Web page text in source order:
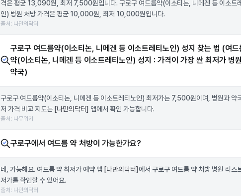
격은 평균 13,090원, 최저 7,500원입니다. 구로구 여드름약(이소티논, 니메겐 등 이소트
인) 병원 처방 가격은 평균 10,000원, 최저 10,000원입니다.
출처: 나만의닥터
구로구 여드름약(이소티논, 니메겐 등 이소트레티노인) 성지 찾는 법 (여드
약(이소티논, 니메겐 등 이소트레티노인) 성지 : 가격이 가장 싼 최저가 병
약국)
구로구 여드름약(이소티논, 니메겐 등 이소트레티노인) 최저가는 7,500원이며, 병원과 약
저 가격 비교 지도는 [나만의닥터] 앱에서 확인 가능합니다.
출처: 나무위키
구로구에서 여드름 약 처방이 가능한가요?
네, 가능해요. 여드름 약 최저가 예약 앱 [나만의닥터] 에서 구로구 여드름 약 처방 병원 리스
저가를 확인할 수 있어요.
출처: 나만의닥터